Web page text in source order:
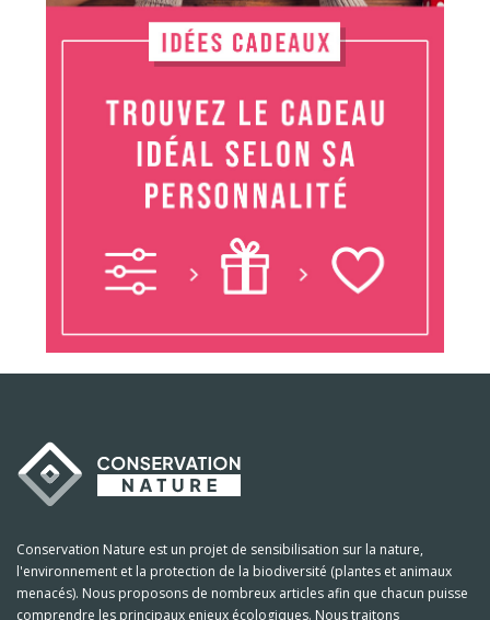
Conservation Nature est un projet de sensibilisation sur la nature,
l'environnement et la protection de la biodiversité (plantes et animaux
menacés). Nous proposons de nombreux articles afin que chacun puisse
comprendre les principaux enjeux écologiques. Nous traitons